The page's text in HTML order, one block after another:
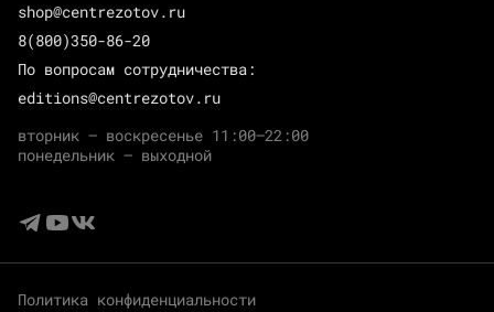
shop@centrezotov.ru
8(800)350-86-20
По вопросам сотрудничества:
editions@centrezotov.ru
вторник — воскресенье 11:00–22:00
понедельник — выходной
Политика конфиденциальности